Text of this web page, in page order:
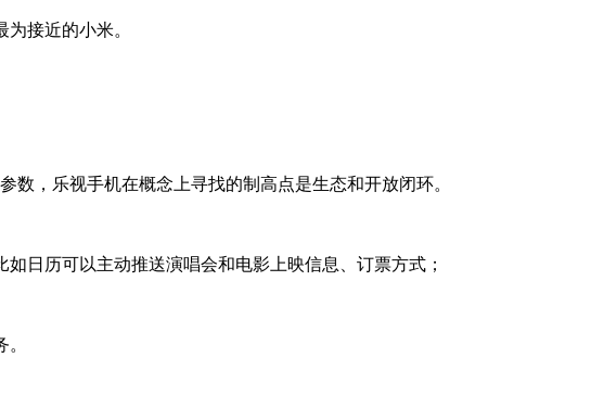
接近的小米。
数，乐视手机在概念上寻找的制高点是生态和开放闭环。
日历可以主动推送演唱会和电影上映信息、订票方式；